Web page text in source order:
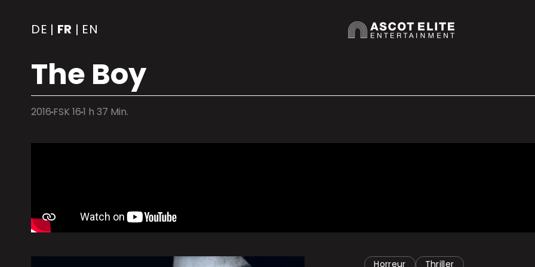
DE | FR | EN
The Boy
2016 FSK 161 h 37 Min.
Horreur Thriller